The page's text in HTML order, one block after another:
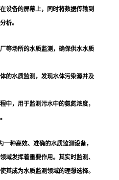
设备的屏幕上，同时将数据传输到
析。
等场所的水质监测，确保供水水质
的水质监测，发现水体污染源并及
中，用于监测污水中的氨氮浓度，
种高效、准确的水质监测设备，
域发挥着重要作用。其实时监测、
其成为水质监测领域的理想选择。